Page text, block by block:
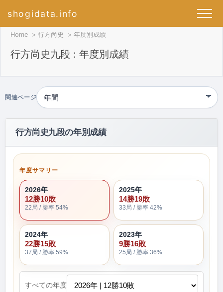
shogidata.info
Home 行方尚史 年度別成績
行方尚史九段 : 年度別成績
関連ページ
行方尚史九段の年別成績
年度サマリー
2026年
12勝10敗
22局 / 勝率 54%
2025年
14勝19敗
33局 / 勝率 42%
2024年
22勝15敗
37局 / 勝率 59%
2023年
9勝16敗
25局 / 勝率 36%
すべての年度